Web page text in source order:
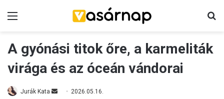
A gyónási titok őre, a karmeliták
virága és az óceán vándorai
Jurák Kata 2026.05.16.